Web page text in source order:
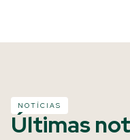
NOTÍCIAS
Últimas